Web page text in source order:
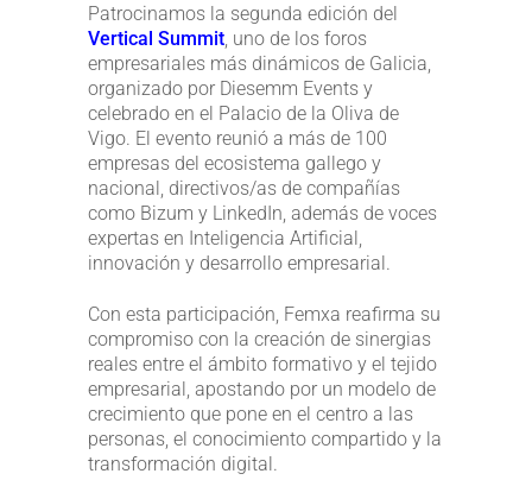
Patrocinamos la segunda edición del
Vertical Summit, uno de los foros
empresariales más dinámicos de Galicia,
organizado por Diesemm Events y
celebrado en el Palacio de la Oliva de
Vigo. El evento reunió a más de 100
empresas del ecosistema gallego y
nacional, directivos/as de compañías
como Bizum y LinkedIn, además de voces
expertas en Inteligencia Artificial,
innovación y desarrollo empresarial.
Con esta participación, Femxa reafirma su
compromiso con la creación de sinergias
reales entre el ámbito formativo y el tejido
empresarial, apostando por un modelo de
crecimiento que pone en el centro a las
personas, el conocimiento compartido y la
transformación digital.